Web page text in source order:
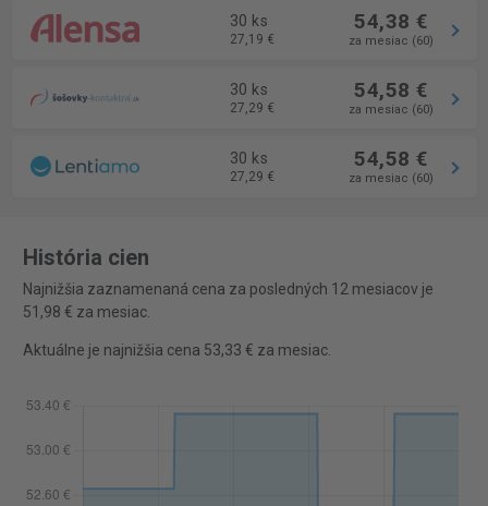
30 ks
27,19 €
54,38 €
za mesiac (60)
30 ks
27,29 €
54,58 €
za mesiac (60)
30 ks
27,29 €
54,58 €
za mesiac (60)
História cien
Najnižšia zaznamenaná cena za posledných 12 mesiacov je
51,98 € za mesiac.
Aktuálne je najnižšia cena 53,33 € za mesiac.